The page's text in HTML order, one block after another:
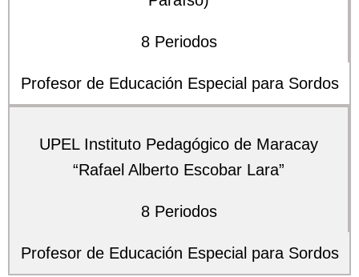
8 Periodos
Profesor de Educación Especial para Sordos
UPEL Instituto Pedagógico de Maracay
“Rafael Alberto Escobar Lara”
8 Periodos
Profesor de Educación Especial para Sordos